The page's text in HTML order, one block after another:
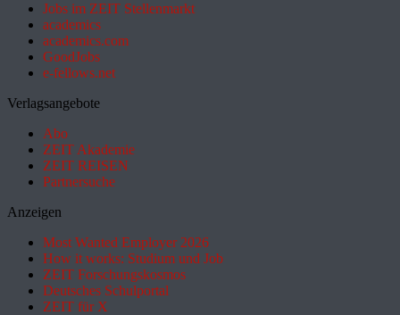
Jobs im ZEIT Stellenmarkt
academics
academics.com
GoodJobs
e-fellows.net
Verlagsangebote
Abo
ZEIT Akademie
ZEIT REISEN
Partnersuche
Anzeigen
Most Wanted Employer 2026
How it works: Studium und Job
ZEIT Forschungskosmos
Deutsches Schulportal
ZEIT für X